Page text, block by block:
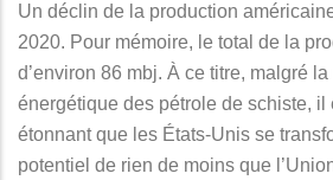
Un déclin de la production
2020. Pour mémoire, le total de la
d’environ 86 mbj. À ce titre, malgré
énergétique des pétrole de schiste, il
étonnant que les États-Unis se
potentiel de rien de moins que